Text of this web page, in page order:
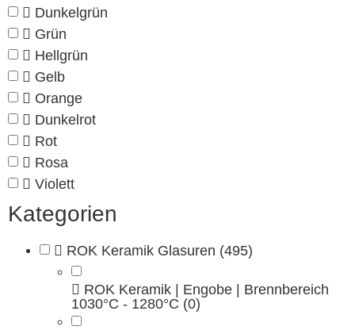
Dunkelgrün
Grün
Hellgrün
Gelb
Orange
Dunkelrot
Rot
Rosa
Violett
Kategorien
ROK Keramik Glasuren (495)
ROK Keramik | Engobe | Brennbereich
1030°C - 1280°C (0)